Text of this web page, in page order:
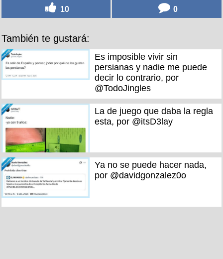
10 0
También te gustará:
Es imposible vivir sin
persianas y nadie me puede
decir lo contrario, por
@TodoJingles
La de juego que daba la regla
esta, por @itsD3lay
Ya no se puede hacer nada,
por @davidgonzalez0o